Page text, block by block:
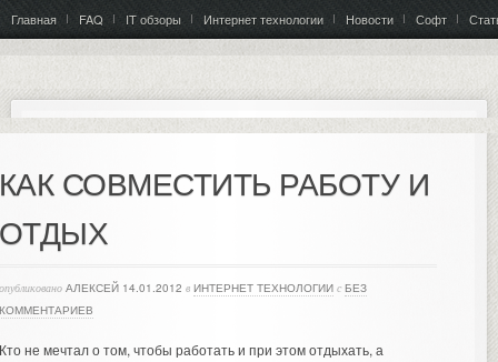
Главная FAQ IT обзоры Интернет технологии Новости Софт
СОВМЕСТИТЬ РАБОТУ И
АЛЕКСЕЙ 14.01.2012 в ИНТЕРНЕТ ТЕХНОЛОГИИ с БЕЗ
не мечтал о том, чтобы работать и при этом отдыхать, а